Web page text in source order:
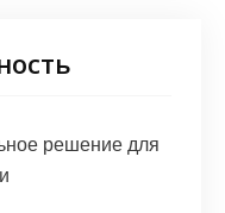
решение для